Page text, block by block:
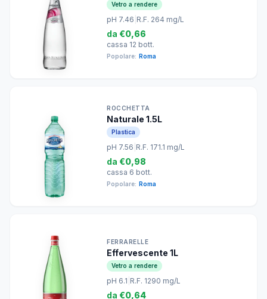
Vetro a rendere
pH 7.46 R.F. 264 mg/L
da €0,66
cassa 12 bott.
Popolare: Roma
ROCCHETTA
Naturale 1.5L
Plastica
pH 7.56 R.F. 171.1 mg/L
da €0,98
cassa 6 bott.
Popolare: Roma
FERRARELLE
Effervescente 1L
Vetro a rendere
pH 6.1 R.F. 1290 mg/L
da €0,64